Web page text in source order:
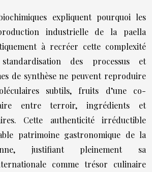
expliquent pourquoi les
industrielle de la paella
à recréer cette complexité
des processus et
de synthèse ne peuvent reproduire
subtils, fruits d’une co-
entre terroir, ingrédients et
Cette authenticité irréductible
patrimoine gastronomique de la
justifiant pleinement sa
comme trésor culinaire